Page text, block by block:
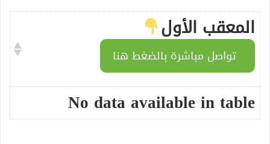
المعقب الأول
تواصل مباشرة بالضغط هنا
No data available in table